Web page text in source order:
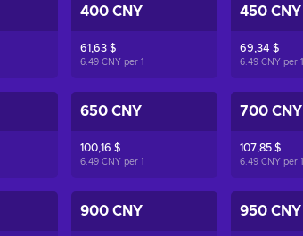
400 CNY
61,63 $
6.49 CNY per 1
450 CNY
69,34 $
6.49 CNY per1
650 CNY
100,16 $
6.49 CNY per 1
700 CNY
107,85 $
6.49 CNY per1
900 CNY 950 CNY